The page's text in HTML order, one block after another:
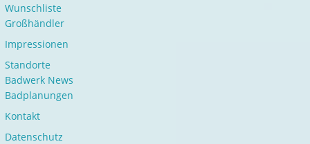
Wunschliste
Großhändler
Impressionen
Standorte
Badwerk News
Badplanungen
Kontakt
Datenschutz